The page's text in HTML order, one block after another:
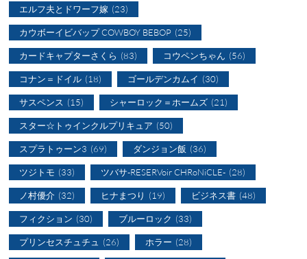
エルフ夫とドワーフ嫁 (23)
カウボーイビバップ COWBOY BEBOP (25)
カードキャプターさくら (83) コウペンちゃん (56)
コナン＝ドイル (18) ゴールデンカムイ (30)
サスペンス (15) シャーロック＝ホームズ (21)
スター☆トゥインクルプリキュア (50)
スプラトゥーン3 (69) ダンジョン飯 (36)
ツジトモ (33) ツバサ-RESERVoir CHRoNiCLE- (28)
ノ村優介 (32) ヒナまつり (19) ビジネス書 (48)
フィクション (30) ブルーロック (33)
プリンセスチュチュ (26) ホラー (28)